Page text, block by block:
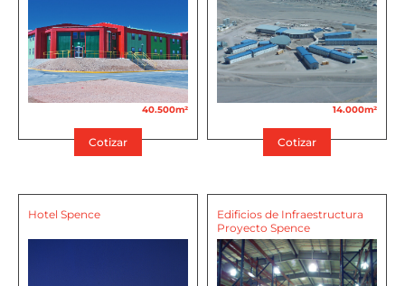
40.500m²
Cotizar
14.000m²
Cotizar
Hotel Spence
Edificios de Infraestructura
Proyecto Spence